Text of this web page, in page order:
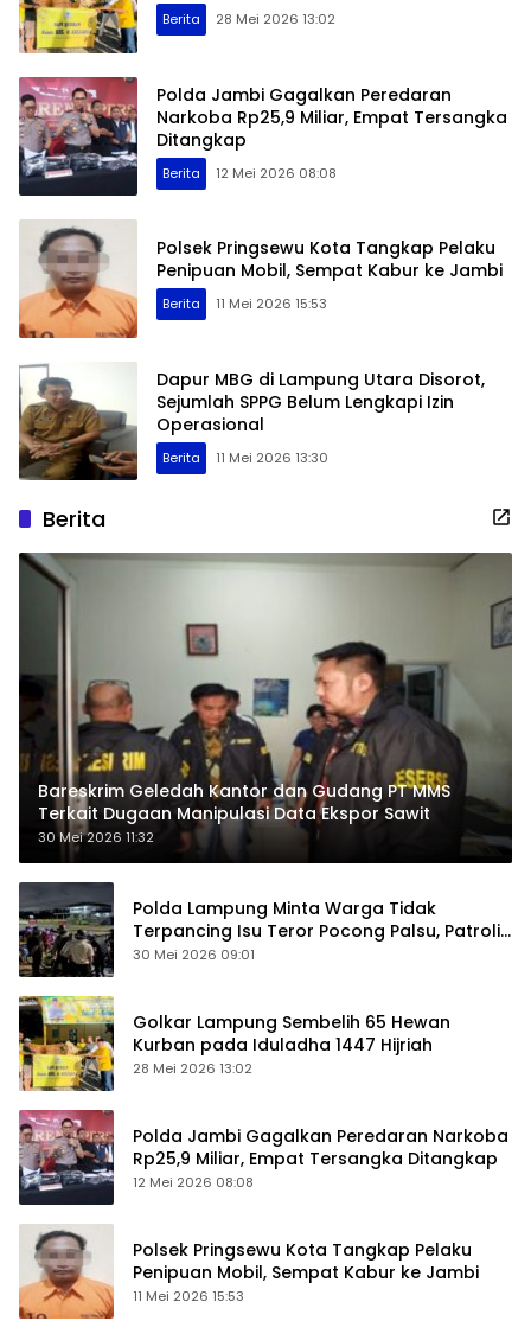
Berita 28 Mei 2026 13:02
Polda Jambi Gagalkan Peredaran
Narkoba Rp25,9 Miliar, Empat Tersangka
Ditangkap
Berita 12 Mei 2026 08:08
Polsek Pringsewu Kota Tangkap Pelaku
Penipuan Mobil, Sempat Kabur ke Jambi
Berita 11 Mei 2026 15:53
Dapur MBG di Lampung Utara Disorot,
Sejumlah SPPG Belum Lengkapi Izin
Operasional
Berita 11 Mei 2026 13:30
Berita
Bareskrim Geledah Kantor dan Gudang PT MMS
Terkait Dugaan Manipulasi Data Ekspor Sawit
30 Mei 2026 11:32
Polda Lampung Minta Warga Tidak
Terpancing Isu Teror Pocong Palsu, Patroli
Keamanan Ditingkatkan
30 Mei 2026 09:01
Golkar Lampung Sembelih 65 Hewan
Kurban pada Iduladha 1447 Hijriah
28 Mei 2026 13:02
Polda Jambi Gagalkan Peredaran Narkoba
Rp25,9 Miliar, Empat Tersangka Ditangkap
12 Mei 2026 08:08
Polsek Pringsewu Kota Tangkap Pelaku
Penipuan Mobil, Sempat Kabur ke Jambi
11 Mei 2026 15:53